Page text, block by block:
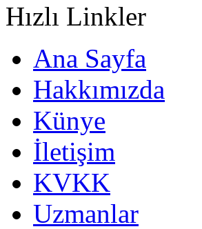
Hızlı Linkler
Ana Sayfa
Hakkımızda
Künye
İletişim
KVKK
Uzmanlar